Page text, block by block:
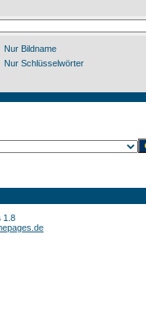
Nur Bildname
Nur Schlüsselwörter
1.8